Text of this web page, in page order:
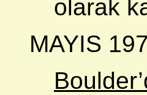
olarak
MAYIS